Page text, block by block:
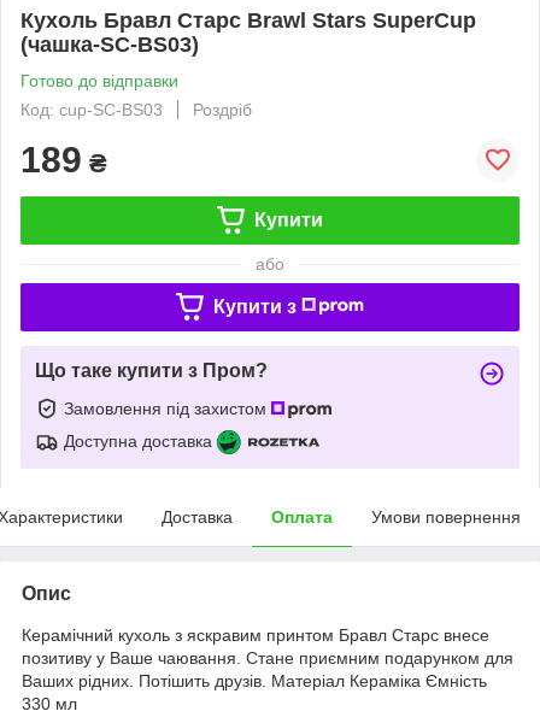
Кухоль Бравл Старс Brawl Stars SuperCup
(чашка-SC-BS03)
Готово до відправки
Код: cup-SC-BS03
Роздріб
189 ₴
Купити
або
Купити з
Що таке купити з Пром?
Замовлення під захистом
Доступна доставка
Доставка Оплата Умови повернення
Опис
Керамічний кухоль з яскравим принтом Бравл Старс внесе
позитиву у Ваше чаювання. Стане приємним подарунком для
Ваших рідних. Потішить друзів. Матеріал Кераміка Ємність
330 мл